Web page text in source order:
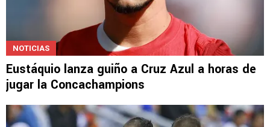
NOTICIAS
Eustáquio lanza guiño a Cruz Azul a horas de
jugar la Concachampions